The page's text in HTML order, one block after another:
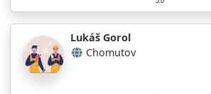
Lukáš Gorol
Chomutov